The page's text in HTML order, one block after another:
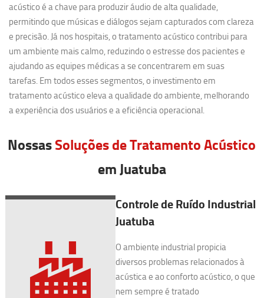
acústico é a chave para produzir áudio de alta qualidade,
permitindo que músicas e diálogos sejam capturados com clareza
e precisão. Já nos hospitais, o tratamento acústico contribui para
um ambiente mais calmo, reduzindo o estresse dos pacientes e
ajudando as equipes médicas a se concentrarem em suas
tarefas. Em todos esses segmentos, o investimento em
tratamento acústico eleva a qualidade do ambiente, melhorando
a experiência dos usuários e a eficiência operacional.
NossasSoluções de Tratamento Acústico
em Juatuba
Controle de Ruído Industrial
Juatuba
O ambiente industrial propicia
diversos problemas relacionados à
acústica e ao conforto acústico, o que
nem sempre é tratado